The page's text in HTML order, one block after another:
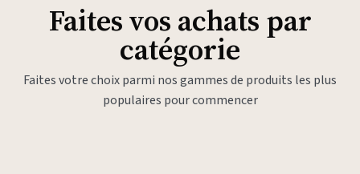
Faites vos achats par
catégorie
Faites votre choix parmi nos gammes de produits les plus
populaires pour commencer